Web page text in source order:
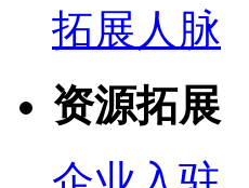
拓展人脉
资源拓展